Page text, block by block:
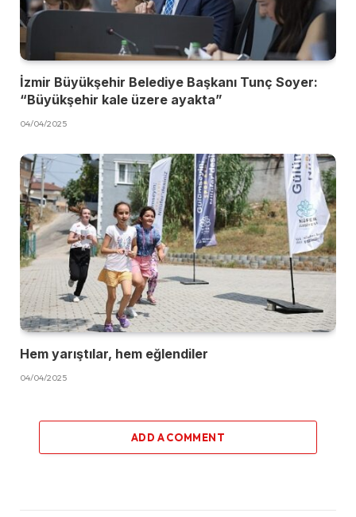
İzmir Büyükşehir Belediye Başkanı Tunç Soyer:
“Büyükşehir kale üzere ayakta”
04/04/2025
Hem yarıştılar, hem eğlendiler
04/04/2025
ADD A COMMENT